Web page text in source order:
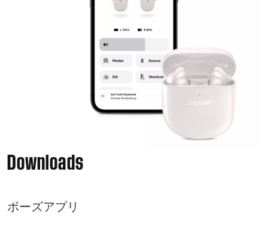
Downloads
ボーズアプリ